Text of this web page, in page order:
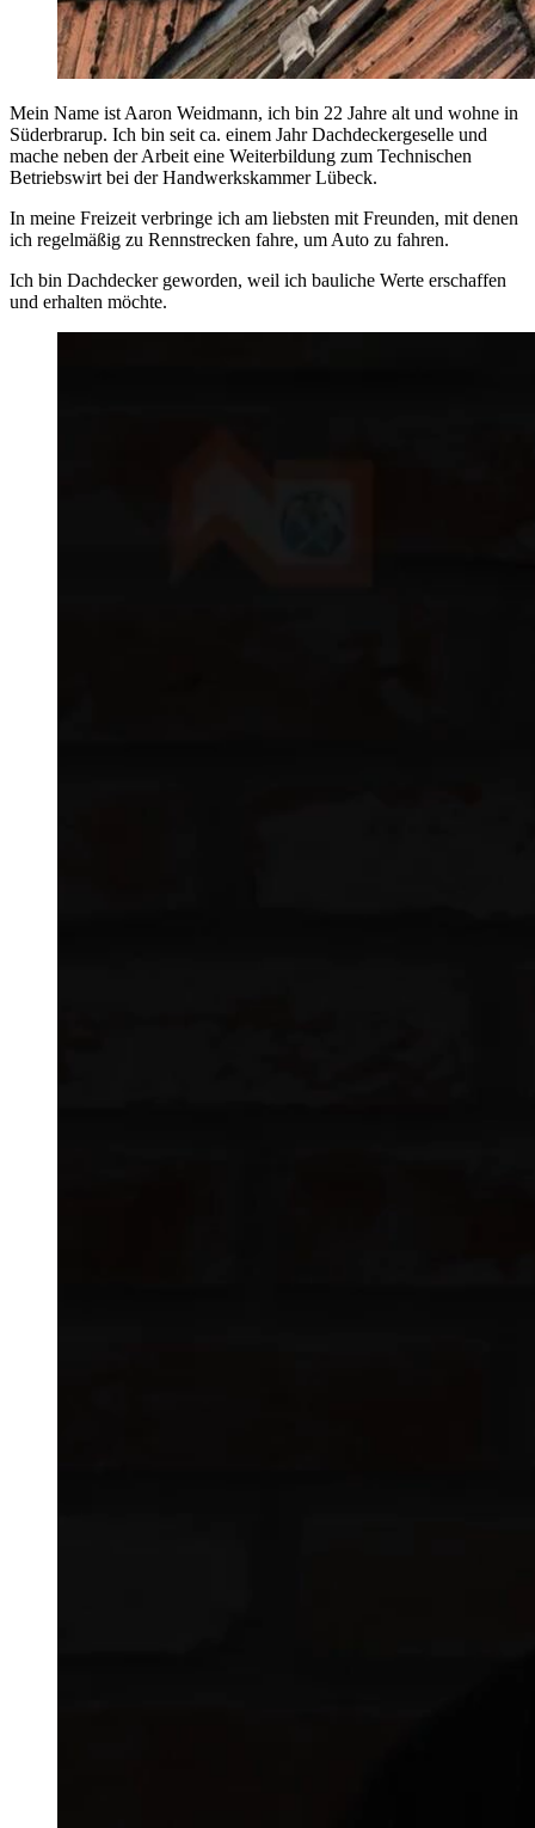
Mein Name ist Aaron Weidmann, ich bin 22 Jahre alt und wohne in
Süderbrarup. Ich bin seit ca. einem Jahr Dachdeckergeselle und
mache neben der Arbeit eine Weiterbildung zum Technischen
Betriebswirt bei der Handwerkskammer Lübeck.
In meine Freizeit verbringe ich am liebsten mit Freunden, mit denen
ich regelmäßig zu Rennstrecken fahre, um Auto zu fahren.
Ich bin Dachdecker geworden, weil ich bauliche Werte erschaffen
und erhalten möchte.